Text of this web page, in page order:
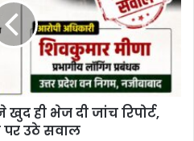
ही भेज दी जांच रिपोर्ट,
पर उठे सवाल